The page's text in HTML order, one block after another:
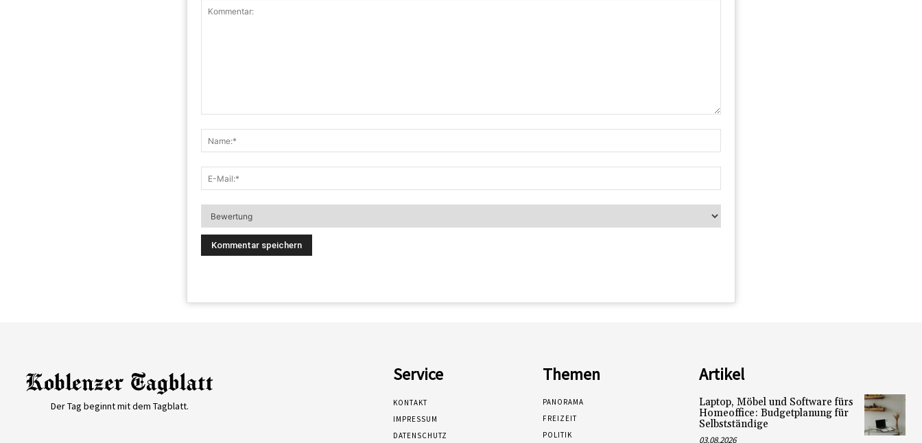
Der Tag beginnt mit dem Tagblatt.
Service
KONTAKT
IMPRESSUM
DATENSCHUTZ
Themen
PANORAMA
FREIZEIT
POLITIK
Artikel
Laptop, Möbel und Software fürs
Homeoffice: Budgetplanung für
Selbstständige
03.08.2026